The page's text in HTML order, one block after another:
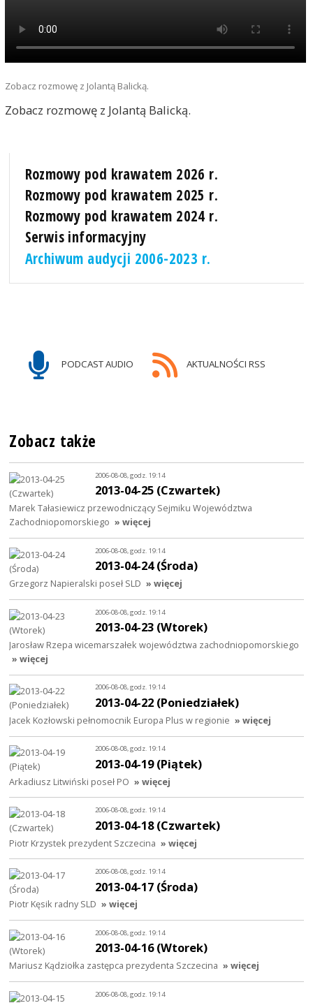
Zobacz rozmowę z Jolantą Balicką.
Zobacz rozmowę z Jolantą Balicką.
Rozmowy pod krawatem 2026 r.
Rozmowy pod krawatem 2025 r.
Rozmowy pod krawatem 2024 r.
Serwis informacyjny
Archiwum audycji 2006-2023 r.
PODCAST AUDIO AKTUALNOŚCI RSS
Zobacz także
2006-08-08, godz. 19:14
2013-04-25 (Czwartek)
Marek Tałasiewicz przewodniczący Sejmiku Województwa
Zachodniopomorskiego » więcej
2006-08-08, godz. 19:14
2013-04-24 (Środa)
Grzegorz Napieralski poseł SLD » więcej
2006-08-08, godz. 19:14
2013-04-23 (Wtorek)
Jarosław Rzepa wicemarszałek województwa zachodniopomorskiego
» więcej
2006-08-08, godz. 19:14
2013-04-22 (Poniedziałek)
Jacek Kozłowski pełnomocnik Europa Plus w regionie » więcej
2006-08-08, godz. 19:14
2013-04-19 (Piątek)
Arkadiusz Litwiński poseł PO » więcej
2006-08-08, godz. 19:14
2013-04-18 (Czwartek)
Piotr Krzystek prezydent Szczecina » więcej
2006-08-08, godz. 19:14
2013-04-17 (Środa)
Piotr Kęsik radny SLD » więcej
2006-08-08, godz. 19:14
2013-04-16 (Wtorek)
Mariusz Kądziołka zastępca prezydenta Szczecina » więcej
2006-08-08, godz. 19:14